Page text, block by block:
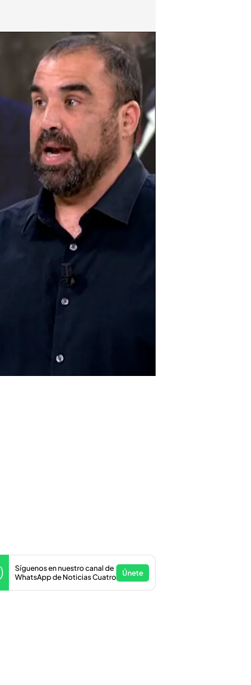
Síguenos en nuestro canal de
WhatsApp de Noticias Cuatro
Únete